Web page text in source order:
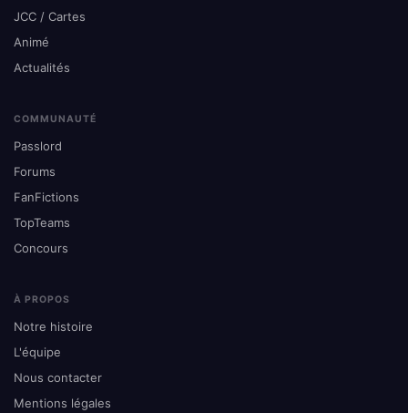
JCC / Cartes
Animé
Actualités
COMMUNAUTÉ
Passlord
Forums
FanFictions
TopTeams
Concours
À PROPOS
Notre histoire
L'équipe
Nous contacter
Mentions légales